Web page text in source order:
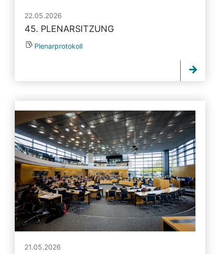
22.05.2026
45. PLENARSITZUNG
Plenarprotokoll
21.05.2026